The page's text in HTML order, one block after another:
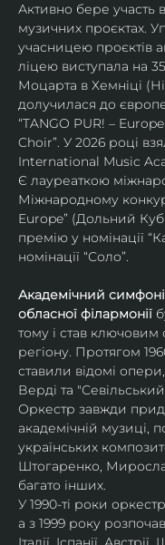
Активно бере участь
музичних проєктах.
учасницею проєктів
ліцею виступала на
Моцарта в Хемніці
долучилася до
“TANGO PUR! –
Choir”. У 2026 році
International Music
Є лауреаткою
Міжнародному
Europe” (Дольний
премію у номінації
номінації “Соло”.
Академічний
обласної філармонії
тому і став
регіону. Протягом
ставили відомі
Верді та
Оркестр завжди
академічній музиці,
українських
Штогаренко,
багато інших.
У 1990-ті роки
а з 1999 року